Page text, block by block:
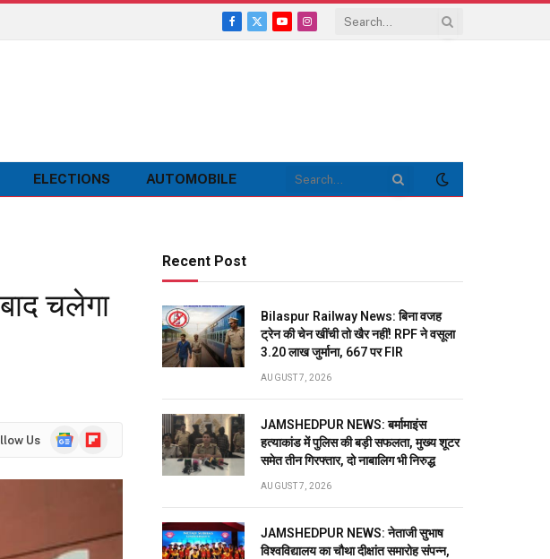
Facebook
X
YouTubeInstagram
ELECTIONS AUTOMOBILE
चलेगा
Us
GoogleFlipboard
Recent Post
Bilaspur Railway News: बिना वजह
ट्रेन की चेन खींची तो खैर नहीं! RPF ने वसूला
3.20 लाख जुर्माना, 667 पर FIR
AUGUST 7, 2026
JAMSHEDPUR NEWS: बर्मामाइंस
हत्याकांड में पुलिस की बड़ी सफलता, मुख्य शूटर
समेत तीन गिरफ्तार, दो नाबालिग भी निरुद्ध
AUGUST 7, 2026
JAMSHEDPUR NEWS: नेताजी सुभाष
विश्वविद्यालय का चौथा दीक्षांत समारोह संपन्न,